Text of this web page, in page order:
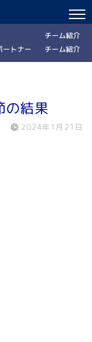
ートナー
チーム紹介
チーム紹介
結果
2024年1月21日